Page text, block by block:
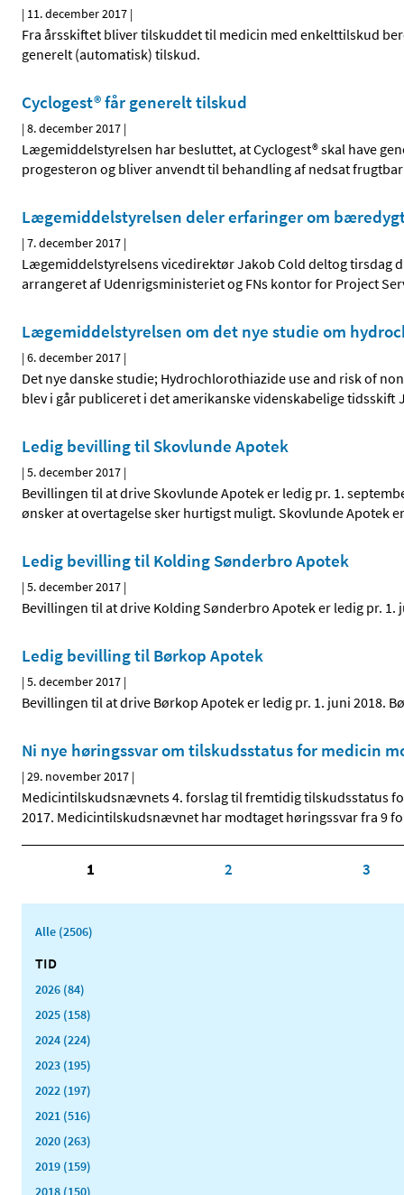
| 11. december 2017 |
Fra årsskiftet bliver tilskuddet til medicin med enkelttilskud
generelt (automatisk) tilskud.
Cyclogest® får generelt tilskud
|8. december 2017 |
Lægemiddelstyrelsen har besluttet, at Cyclogest® skal have
progesteron og bliver anvendt til behandling af nedsat
Lægemiddelstyrelsen deler erfaringer om
|7. december 2017 |
Lægemiddelstyrelsens vicedirektør Jakob Cold deltog tirsdag
arrangeret af Udenrigsministeriet og FNs kontor for Project
Lægemiddelstyrelsen om det nye studie om
|6. december 2017 |
Det nye danske studie; Hydrochlorothiazide use and risk of
blev i går publiceret i det amerikanske videnskabelige
Ledig bevilling til Skovlunde Apotek
|5. december 2017 |
Bevillingen til at drive Skovlunde Apotek er ledig pr. 1.
ønsker at overtagelse sker hurtigst muligt. Skovlunde Apotek
Ledig bevilling til Kolding Sønderbro Apotek
|5. december 2017 |
Bevillingen til at drive Kolding Sønderbro Apotek er ledig pr.
Ledig bevilling til Børkop Apotek
|5. december 2017 |
Bevillingen til at drive Børkop Apotek er ledig pr. 1. juni 2018.
Ni nye høringssvar om tilskudsstatus for medicin
|29. november 2017 |
Medicintilskudsnævnets 4. forslag til fremtidig tilskudsstatus
2017. Medicintilskudsnævnet har modtaget høringssvar fra 9
1 2 3
Alle (2506)
TID
2026 (84)
2025 (158)
2024 (224)
2023 (195)
2022 (197)
2021 (516)
2020 (263)
2019 (159)
2018 (150)